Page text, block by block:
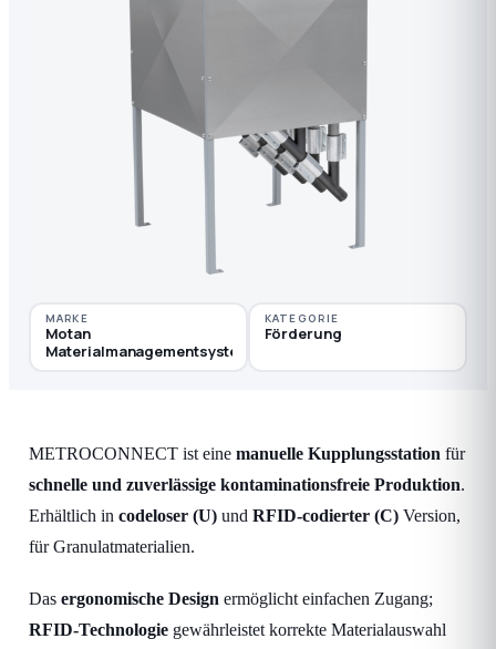
MARKE
Motan
Materialmanagementsysteme
KATEGORIE
Förderung
METROCONNECT ist eine manuelle Kupplungsstation für
schnelle und zuverlässige kontaminationsfreie Produktion.
Erhältlich in codeloser (U) und RFID-codierter (C) Version,
für Granulatmaterialien.
Das ergonomische Design ermöglicht einfachen Zugang;
RFID-Technologie gewährleistet korrekte Materialauswahl